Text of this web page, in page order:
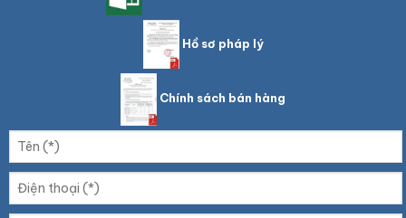
Hồ sơ pháp lý
Chính sách bán hàng